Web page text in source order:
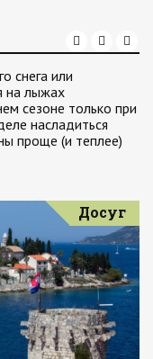
снега или
на лыжах
сезоне только при
насладиться
проще (и теплее)
Досуг